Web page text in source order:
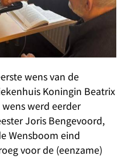
wens van de
Koningin Beatrix
werd eerder
Joris Bengevoord,
Wensboom eind
voor de (eenzame)